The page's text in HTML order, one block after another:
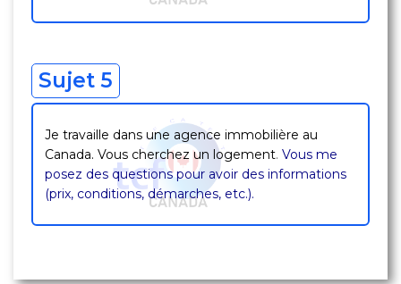
Sujet 5
Je travaille dans une agence immobilière au
Canada. Vous cherchez un logement. Vous me
posez des questions pour avoir des informations
(prix, conditions, démarches, etc.).